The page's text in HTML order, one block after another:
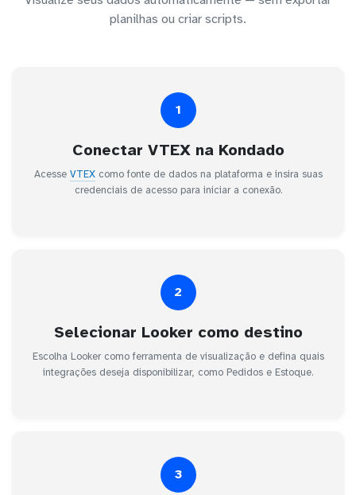
planilhas ou criar scripts.
1
Conectar VTEX na Kondado
Acesse VTEXcomo fonte de dados na plataforma e insira suas
credenciais de acesso para iniciar a conexão.
2
Selecionar Looker como destino
Escolha Looker como ferramenta de visualização e defina quais
integrações deseja disponibilizar, como Pedidos e Estoque.
3